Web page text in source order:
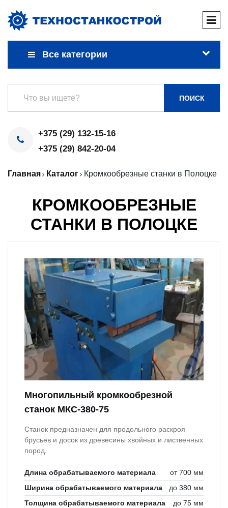
Все категории
ПОИСК
+375 (29) 132-15-16
+375 (29) 842-20-04
Главная Каталог Кромкообрезные станки в Полоцке
КРОМКООБРЕЗНЫЕ
СТАНКИ В ПОЛОЦКЕ
Многопильный кромкообрезной
станок МКС-380-75
Станок предназначен для продольного раскроя
брусьев и досок из древесины хвойных и лиственных
пород.
Длина обрабатываемого материала
от 700 мм
Ширина обрабатываемого материала
до 380 мм
Толщина обрабатываемого материала
до 75 мм